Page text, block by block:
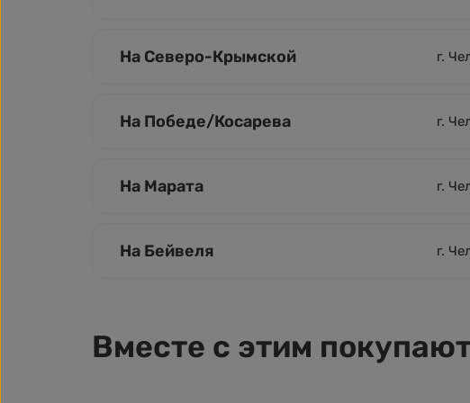
На Северо-Крымской г.
На Победе/Косарева г.
На Марата г.
На Бейвеля г.
Вместе с этим